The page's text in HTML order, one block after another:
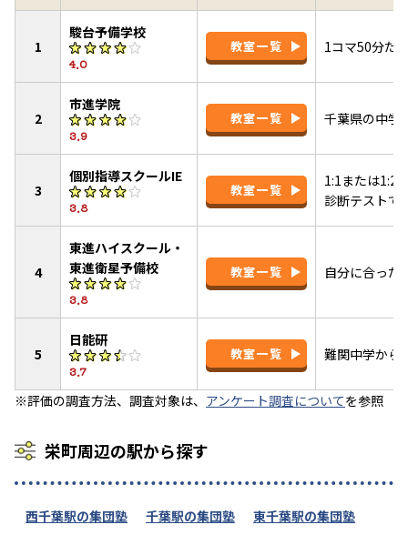
1
駿台予備学校
4.0
教室一覧 1コマ50分だ
2
市進学院
3.9
教室一覧 千葉県の中学
3
個別指導スクールIE
3.8
教室一覧
1:1または1:2
診断テストで
4
東進ハイスクール・
東進衛星予備校
3.8
教室一覧 自分に合った
5
日能研
3.7
教室一覧 難関中学から
※評価の調査方法、調査対象は、 アンケート調査についてを参照
栄町周辺の駅から探す
西千葉駅の集団塾 千葉駅の集団塾
東千葉駅の集団塾